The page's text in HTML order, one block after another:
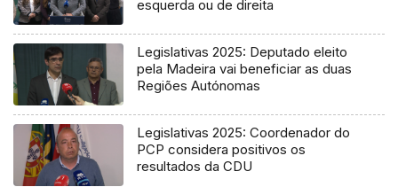
esquerda ou de direita
Legislativas 2025: Deputado eleito
pela Madeira vai beneficiar as duas
Regiões Autónomas
Legislativas 2025: Coordenador do
PCP considera positivos os
resultados da CDU